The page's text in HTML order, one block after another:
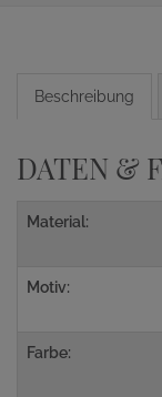
Beschreibung
DATEN &
Material:
Motiv:
Farbe: